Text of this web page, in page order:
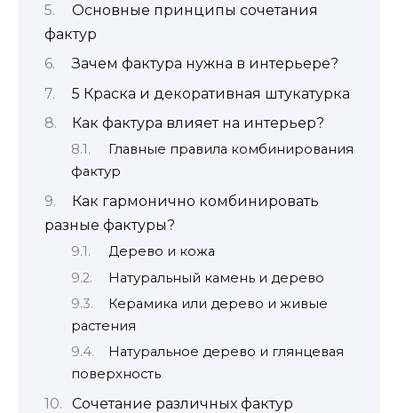
Основные принципы сочетания
фактур
Зачем фактура нужна в интерьере?
5 Краска и декоративная штукатурка
Как фактура влияет на интерьер?
Главные правила комбинирования
фактур
Как гармонично комбинировать
разные фактуры?
Дерево и кожа
Натуральный камень и дерево
Керамика или дерево и живые
растения
Натуральное дерево и глянцевая
поверхность
Сочетание различных фактур